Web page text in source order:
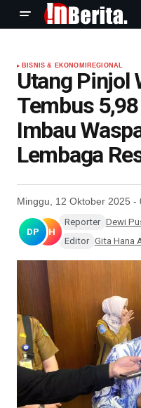
BISNIS & EKONOMI REGIONAL
Utang Pinjol
Tembus
Imbau
Lembaga
Minggu, 12 Oktober 2025 -
DP GH
Reporter Dewi
Editor Gita Hana